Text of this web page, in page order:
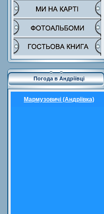
Погода в Андріївці
Мармузовичі (Андріївка)